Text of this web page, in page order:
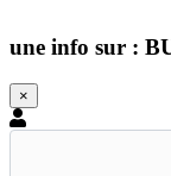
une info sur :
×